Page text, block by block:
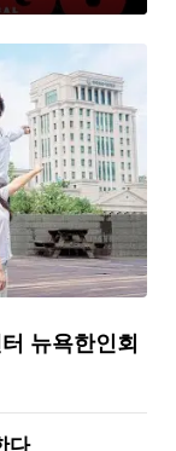
뉴욕한인회
다